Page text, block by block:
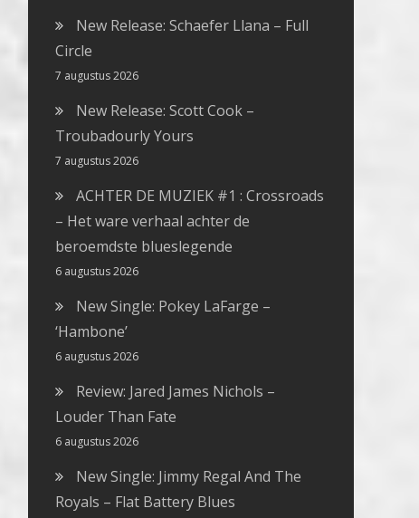
New Release: Schaefer Llana – Full
Circle
7 augustus 2026
New Release: Scott Cook –
Troubadourly Yours
7 augustus 2026
ACHTER DE MUZIEK #1 : Crossroads
– Het ware verhaal achter de
beroemdste blueslegende
6 augustus 2026
New Single: Pokey LaFarge –
‘Hambone’
6 augustus 2026
Review: Jared James Nichols –
Louder Than Fate
6 augustus 2026
New Single: Jimmy Regal And The
Royals – Flat Battery Blues